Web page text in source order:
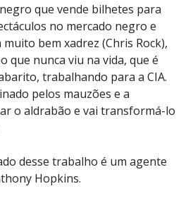
que vende bilhetes para
no mercado negro e
muito bem xadrez (Chris Rock),
que nunca viu na vida, que é
trabalhando para a CIA.
pelos mauzões e a
o aldrabão e vai transformá-lo
desse trabalho é um agente
Hopkins.